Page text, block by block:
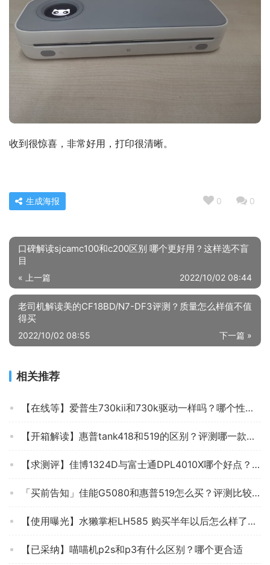
收到很惊喜，非常好用，打印很清晰。
0 0
生成海报
口碑解读sjcamc100和c200区别 哪个更好用？这样选不盲
目
« 上一篇 2022/10/02 08:44
老司机解读美的CF18BD/N7-DF3评测？质量怎么样值不值
得买
下一篇 »
2022/10/02 08:55
相关推荐
【在线等】爱普生730kii和730k驱动一样吗？哪个性价比高、质量更好
【开箱解读】惠普tank418和519的区别？评测哪一款功能更强大
【求测评】佳博1324D与富士通DPL4010X哪个好点？深度剖析功能区别
「买前告知」佳能G5080和惠普519怎么买？评测比较哪款好
【使用曝光】水獭掌柜LH585 购买半年以后怎么样了？打印机 真实测评质量优劣！
【已采纳】喵喵机p2s和p3有什么区别？哪个更合适